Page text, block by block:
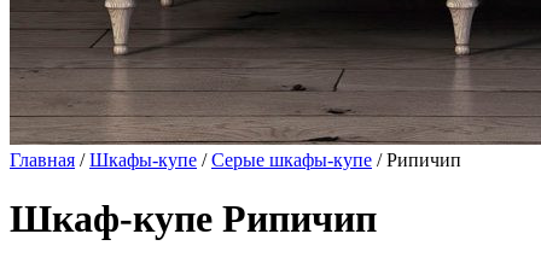
Главная /Шкафы-купе /Серые шкафы-купе / Рипичип
Шкаф-купе Рипичип